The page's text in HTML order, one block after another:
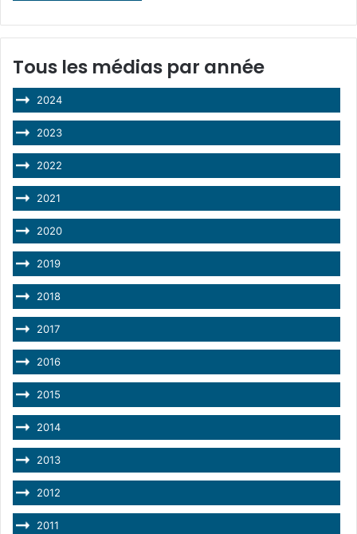
Tous les médias par année
2024
2023
2022
2021
2020
2019
2018
2017
2016
2015
2014
2013
2012
2011